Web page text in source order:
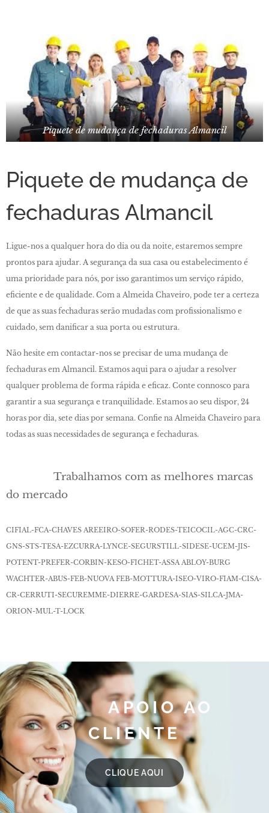
Piquete de mudança de fechaduras Almancil
Piquete de mudança de
fechaduras Almancil
Ligue-nos a qualquer hora do dia ou da noite, estaremos sempre
prontos para ajudar. A segurança da sua casa ou estabelecimento é
uma prioridade para nós, por isso garantimos um serviço rápido,
eficiente e de qualidade. Com a Almeida Chaveiro, pode ter a certeza
de que as suas fechaduras serão mudadas com profissionalismo e
cuidado, sem danificar a sua porta ou estrutura.
Não hesite em contactar-nos se precisar de uma mudança de
fechaduras em Almancil. Estamos aqui para o ajudar a resolver
qualquer problema de forma rápida e eficaz. Conte connosco para
garantir a sua segurança e tranquilidade. Estamos ao seu dispor, 24
horas por dia, sete dias por semana. Confie na Almeida Chaveiro para
todas as suas necessidades de segurança e fechaduras.
Trabalhamos com as melhores marcas
do mercado
CIFIAL-FCA-CHAVES AREEIRO-SOFER-RODES-TEICOCIL-AGC-CRC-
GNS-STS-TESA-EZCURRA-LYNCE-SEGURSTILL-SIDESE-UCEM-JIS-
POTENT-PREFER-CORBIN-KESO-FICHET-ASSA ABLOY-BURG
WACHTER-ABUS-FEB-NUOVA FEB-MOTTURA-ISEO-VIRO-FIAM-CISA-
CR-CERRUTI-SECUREMME-DIERRE-GARDESA-SIAS-SILCA-JMA-
ORION-MUL-T-LOCK
APOIO AO
CLIENTE
CLIQUE AQUI